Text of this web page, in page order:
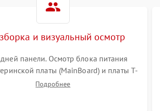
и визуальный осмотр
панели. Осмотр блока питания
платы (MainBoard) и платы T-
конденсаторы, прогары,
Подробнее